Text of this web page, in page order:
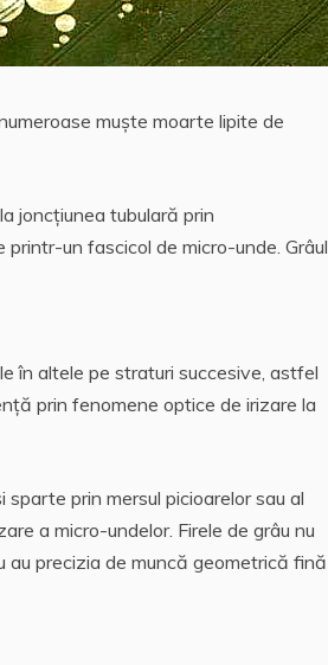
muşte moarte lipite de
joncţiunea tubulară prin
un fascicol de micro-unde. Grâul
în altele pe straturi succesive, astfel
prin fenomene optice de irizare la
prin mersul picioarelor sau al
a micro-undelor. Firele de grâu nu
precizia de muncă geometrică fină